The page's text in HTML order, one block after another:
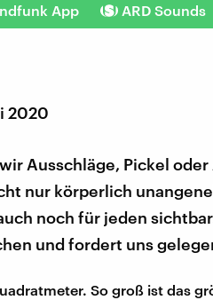
App ARD Sounds
2020
Ausschläge, Pickel
nur körperlich
noch für jeden
und fordert uns
So groß ist das